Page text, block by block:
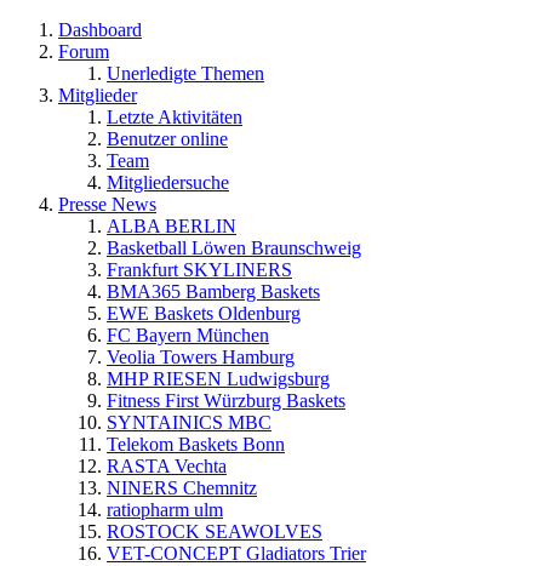
Dashboard
Forum
Unerledigte Themen
Mitglieder
Letzte Aktivitäten
Benutzer online
Team
Mitgliedersuche
Presse News
ALBA BERLIN
Basketball Löwen Braunschweig
Frankfurt SKYLINERS
BMA365 Bamberg Baskets
EWE Baskets Oldenburg
FC Bayern München
Veolia Towers Hamburg
MHP RIESEN Ludwigsburg
Fitness First Würzburg Baskets
SYNTAINICS MBC
Telekom Baskets Bonn
RASTA Vechta
NINERS Chemnitz
ratiopharm ulm
ROSTOCK SEAWOLVES
VET-CONCEPT Gladiators Trier